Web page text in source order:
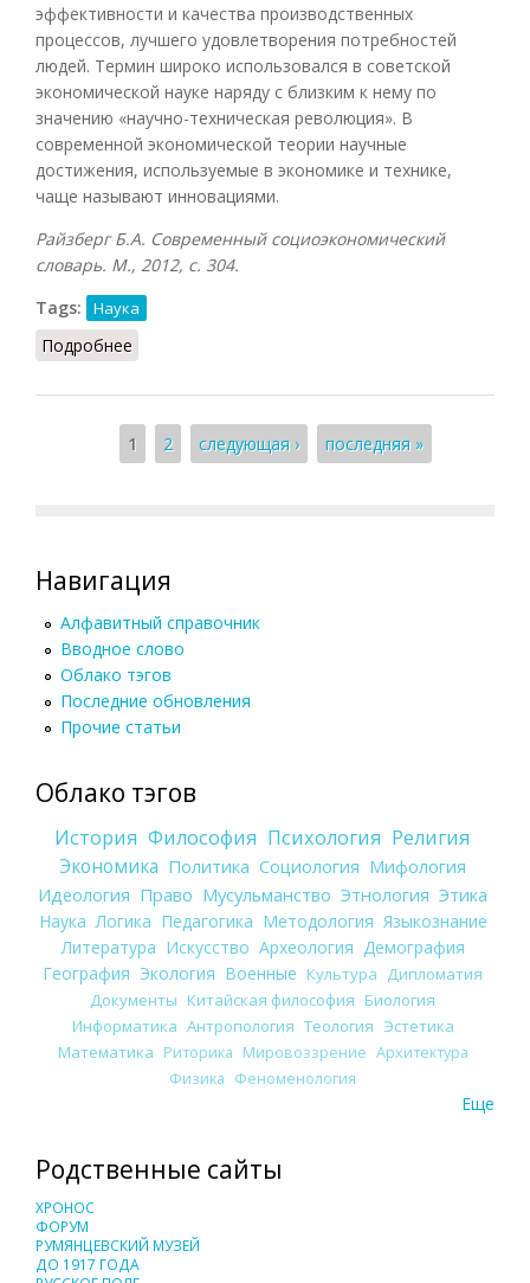
эффективности и качества производственных
процессов, лучшего удовлетворения потребностей
людей. Термин широко использовался в советской
экономической науке наряду с близким к нему по
значению «научно-техническая революция». В
современной экономической теории научные
достижения, используемые в экономике и технике,
чаще называют инновациями.
Райзберг Б.А. Современный социоэкономический
словарь. М., 2012, с. 304.
Tags:
Наука
Подробнее
Страницы
1 2 следующая › последняя »
Навигация
Алфавитный справочник
Вводное слово
Облако тэгов
Последние обновления
Прочие статьи
Облако тэгов
История Философия Психология Религия
Экономика Политика Социология Мифология
Идеология Право Мусульманство Этнология Этика
Наука Логика Педагогика Методология Языкознание
Литература Искусство Археология Демография
География Экология Военные Культура
Дипломатия
Документы Китайская философия Биология
Информатика Антропология Теология Эстетика
Математика Риторика Мировоззрение Архитектура
Физика Феноменология
Еще
Родственные сайты
ХРОНОС
ФОРУМ
РУМЯНЦЕВСКИЙ МУЗЕЙ
ДО 1917 ГОДА